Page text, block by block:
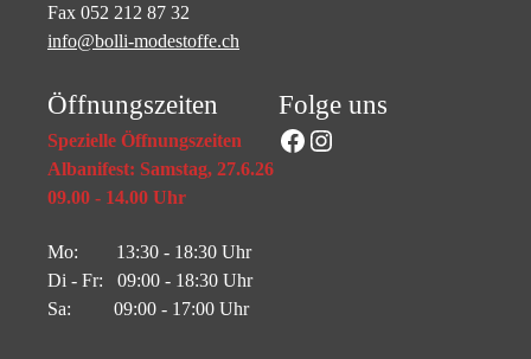
Fax 052 212 87 32
info@bolli-modestoffe.ch
Öffnungszeiten
Spezielle Öffnungszeiten
Albanifest: Samstag, 27.6.26
09.00 - 14.00 Uhr
Mo: 13:30 - 18:30 Uhr
Di - Fr: 09:00 - 18:30 Uhr
Sa: 09:00 - 17:00 Uhr
Folge uns
Facebook
Instagram